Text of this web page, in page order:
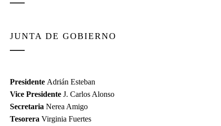
JUNTA DE GOBIERNO
Presidente Adrián Esteban
Vice Presidente J. Carlos Alonso
Secretaria Nerea Amigo
Tesorera Virginia Fuertes